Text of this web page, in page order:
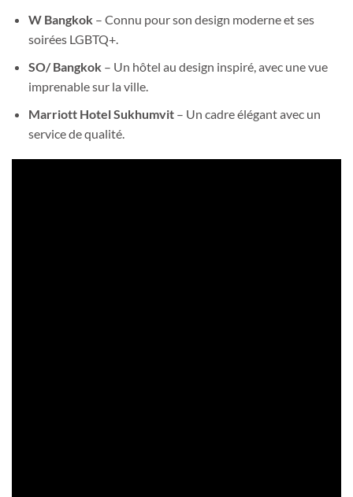
W Bangkok– Connu pour son design moderne et ses
soirées LGBTQ+.
SO/ Bangkok– Un hôtel au design inspiré, avec une vue
imprenable sur la ville.
Marriott Hotel Sukhumvit– Un cadre élégant avec un
service de qualité.